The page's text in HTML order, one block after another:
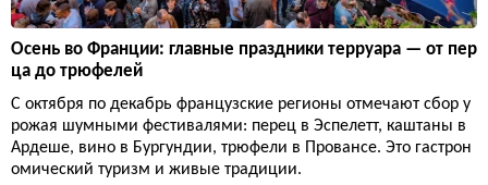
Осень во Франции: главные праздники терруара — от пер
ца до трюфелей
С октября по декабрь французские регионы отмечают сбор у
рожая шумными фестивалями: перец в Эспелетт, каштаны в
Ардеше, вино в Бургундии, трюфели в Провансе. Это гастрон
омический туризм и живые традиции.